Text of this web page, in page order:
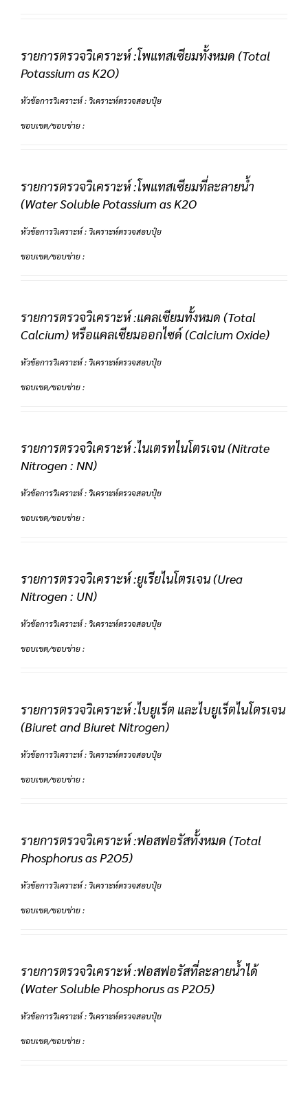
รายการตรวจวิเคราะห์ :โพแทสเซียมทั้งหมด (Total
Potassium as K2O)
หัวข้อการวิเคราะห์ : วิเคราะห์ตรวจสอบปุ๋ย
ขอบเขต/ขอบข่าย :
รายการตรวจวิเคราะห์ :โพแทสเซียมที่ละลายน้ำ
(Water Soluble Potassium as K2O
หัวข้อการวิเคราะห์ : วิเคราะห์ตรวจสอบปุ๋ย
ขอบเขต/ขอบข่าย :
รายการตรวจวิเคราะห์ :แคลเซียมทั้งหมด (Total
Calcium) หรือแคลเซียมออกไซด์ (Calcium Oxide)
หัวข้อการวิเคราะห์ : วิเคราะห์ตรวจสอบปุ๋ย
ขอบเขต/ขอบข่าย :
รายการตรวจวิเคราะห์ :ไนเตรทไนโตรเจน (Nitrate
Nitrogen : NN)
หัวข้อการวิเคราะห์ : วิเคราะห์ตรวจสอบปุ๋ย
ขอบเขต/ขอบข่าย :
รายการตรวจวิเคราะห์ :ยูเรียไนโตรเจน (Urea
Nitrogen : UN)
หัวข้อการวิเคราะห์ : วิเคราะห์ตรวจสอบปุ๋ย
ขอบเขต/ขอบข่าย :
รายการตรวจวิเคราะห์ :ไบยูเร็ต และไบยูเร็ตไนโตรเจน
(Biuret and Biuret Nitrogen)
หัวข้อการวิเคราะห์ : วิเคราะห์ตรวจสอบปุ๋ย
ขอบเขต/ขอบข่าย :
รายการตรวจวิเคราะห์ :ฟอสฟอรัสทั้งหมด (Total
Phosphorus as P2O5)
หัวข้อการวิเคราะห์ : วิเคราะห์ตรวจสอบปุ๋ย
ขอบเขต/ขอบข่าย :
รายการตรวจวิเคราะห์ :ฟอสฟอรัสที่ละลายน้ำได้
(Water Soluble Phosphorus as P2O5)
หัวข้อการวิเคราะห์ : วิเคราะห์ตรวจสอบปุ๋ย
ขอบเขต/ขอบข่าย :